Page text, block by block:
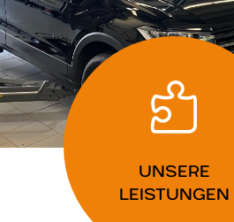

UNSERE
LEISTUNGEN